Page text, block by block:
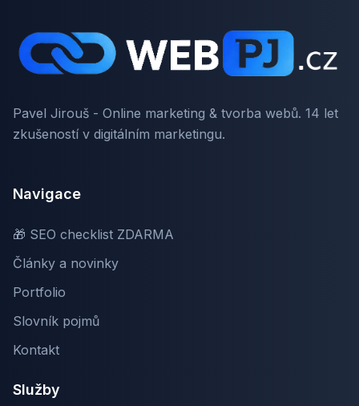
Pavel Jirouš - Online marketing & tvorba webů. 14 let
zkušeností v digitálním marketingu.
Navigace
🎁 SEO checklist ZDARMA
Články a novinky
Portfolio
Slovník pojmů
Kontakt
Služby